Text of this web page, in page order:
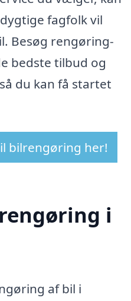
fagfolk vil
Besøg rengøring-
bedste tilbud og
du kan få startet
bilrengøring her!
i
af bil i